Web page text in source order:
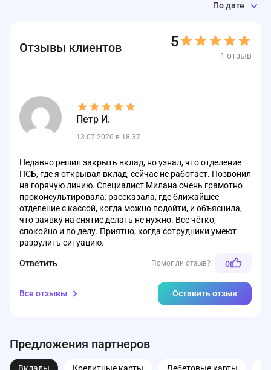
По дате
Отзывы клиентов 5
1 отзыв
Петр И.
13.07.2026 в 18:37
Недавно решил закрыть вклад, но узнал, что отделение
ПСБ, где я открывал вклад, сейчас не работает. Позвонил
на горячую линию. Специалист Милана очень грамотно
проконсультировала: рассказала, где ближайшее
отделение с кассой, когда можно подойти, и объяснила,
что заявку на снятие делать не нужно. Все чётко,
спокойно и по делу. Приятно, когда сотрудники умеют
разрулить ситуацию.
Ответить Помог ли отзыв? 0
Все отзывы Оставить отзыв
Предложения партнеров